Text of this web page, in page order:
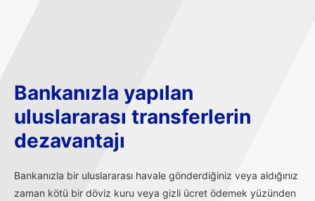
Bankanızla yapılan
uluslararası transferlerin
dezavantajı
Bankanızla bir uluslararası havale gönderdiğiniz veya aldığınız
zaman kötü bir döviz kuru veya gizli ücret ödemek yüzünden